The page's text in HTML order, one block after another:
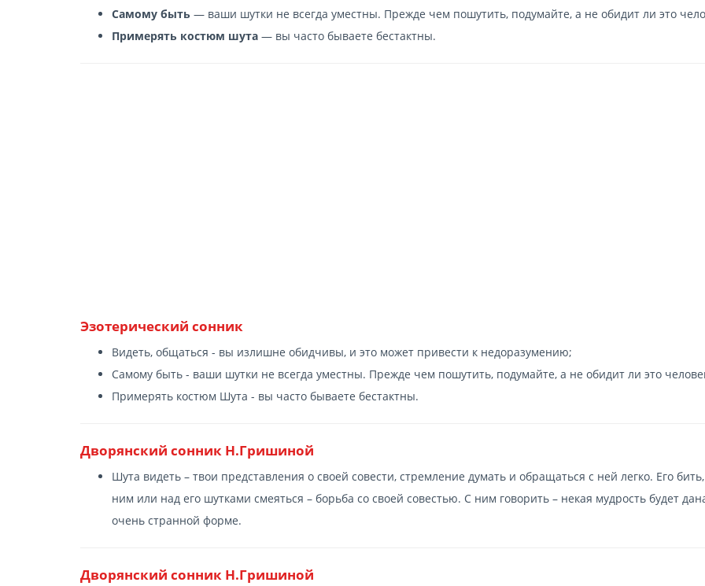
Самому быть — ваши шутки не всегда уместны. Прежде чем пошутить, подумайте, а не обидит ли это
Примерять костюм шута — вы часто бываете бестактны.
Эзотерический сонник
Видеть, общаться - вы излишне обидчивы, и это может привести к недоразумению;
Самому быть - ваши шутки не всегда уместны. Прежде чем пошутить, подумайте, а не обидит ли это
Примерять костюм Шута - вы часто бываете бестактны.
Дворянский сонник Н.Гришиной
Шута видеть – твои представления о своей совести, стремление думать и обращаться с ней легко. Его
ним или над его шутками смеяться – борьба со своей совестью. С ним говорить – некая мудрость будет
очень странной форме.
Дворянский сонник Н.Гришиной